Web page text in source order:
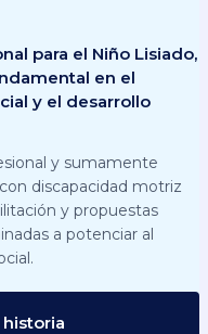
para el Niño Lisiado,
en el
y el desarrollo
y sumamente
discapacidad motriz
y propuestas
a potenciar al